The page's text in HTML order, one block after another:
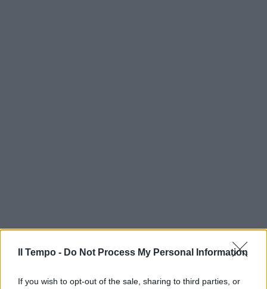
Il Tempo - Do Not Process My Personal Information
If you wish to opt-out of the sale, sharing to third parties, or